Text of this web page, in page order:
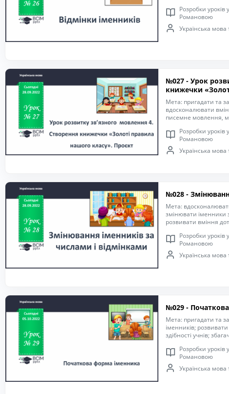
виконувати розумові
письма, пригадати
компетентність
старанність, інтерес
Розробки
Романовою
Українська
№027 - Урок розвитку
книжечки
Мета: пригадати та
вдосконалювати
писемне мовлення,
учасниками
практичні дії;
оформлення речень;
мовою; виховувати
Розробки
Романовою
Українська
№028 -
Мета:
змінювати іменники
розвивати вміння
виконувати розумові
письма, пригадати
компетентність
старанність, інтерес
Розробки
Романовою
Українська
№029 -
Мета: пригадати та
іменників;
здібності учнів;
іншими учасниками
операції й
правила оформлення
рідною мовою;
Розробки
Романовою
Українська